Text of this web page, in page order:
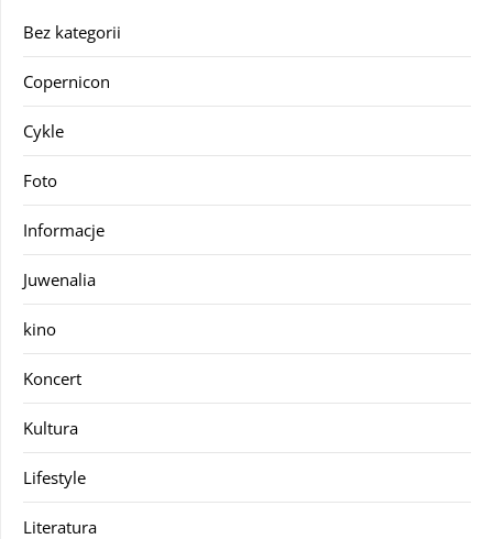
Bez kategorii
Copernicon
Cykle
Foto
Informacje
Juwenalia
kino
Koncert
Kultura
Lifestyle
Literatura